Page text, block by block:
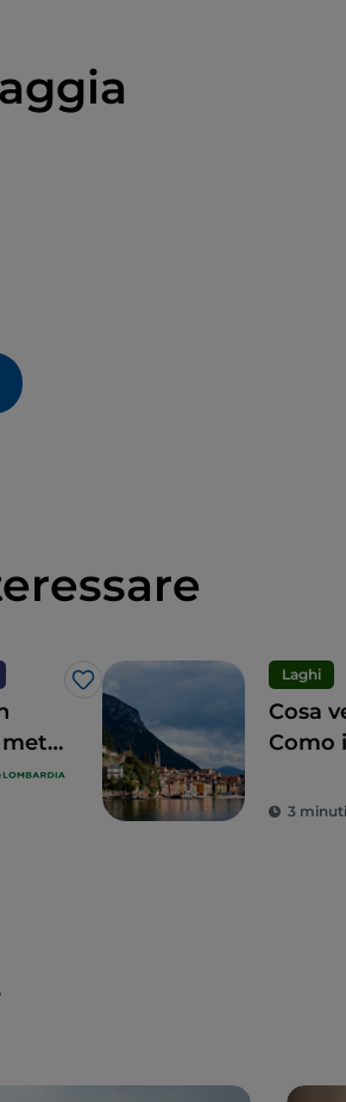
Like
mete
Laghi
Cosa
Como
3 minuti